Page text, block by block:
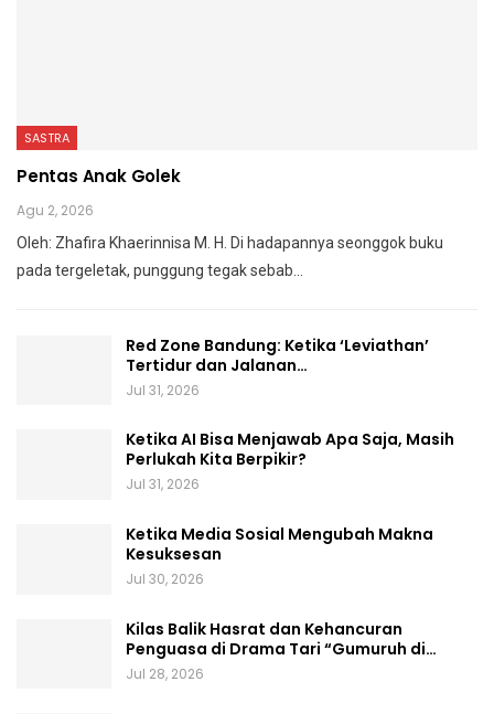
SASTRA
Pentas Anak Golek
Agu 2, 2026
Oleh: Zhafira Khaerinnisa M. H.
Di hadapannya seonggok buku
pada tergeletak, punggung tegaksebab
Red Zone Bandung: Ketika ‘Leviathan’
Tertidur dan Jalanan…
Jul 31, 2026
Ketika AI Bisa Menjawab Apa Saja, Masih
Perlukah Kita Berpikir?
Jul 31, 2026
Ketika Media Sosial Mengubah Makna
Kesuksesan
Jul 30, 2026
Kilas Balik Hasrat dan Kehancuran
Penguasa di Drama Tari “Gumuruh di…
Jul 28, 2026